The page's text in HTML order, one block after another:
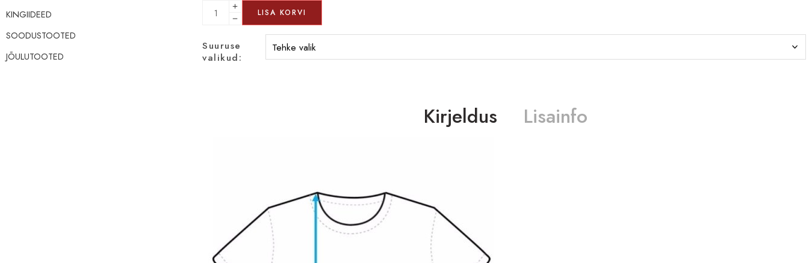
LISA KORVI
Suuruse
valikud:
Kirjeldus Lisainfo
KINGIIDEED
SOODUSTOOTED
JÕULUTOOTED